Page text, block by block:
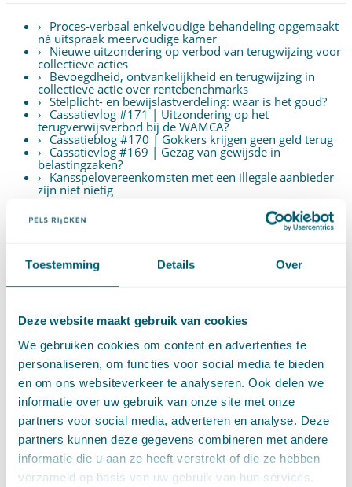
Toestemming Details Over
Deze website maakt gebruik van cookies
We gebruiken cookies om content en advertenties te
personaliseren, om functies voor social media te bieden
en om ons websiteverkeer te analyseren. Ook delen we
informatie over uw gebruik van onze site met onze
partners voor social media, adverteren en analyse. Deze
partners kunnen deze gegevens combineren met andere
informatie die u aan ze heeft verstrekt of die ze hebben
verzameld op basis van uw gebruik van hun services.
Proces-verbaal enkelvoudige behandeling opgemaakt
ná uitspraak meervoudige kamer
Nieuwe uitzondering op verbod van terugwijzing voor
collectieve acties
Bevoegdheid, ontvankelijkheid en terugwijzing in
collectieve actie over rentebenchmarks
Stelplicht- en bewijslastverdeling: waar is het goud?
Cassatievlog #171 | Uitzondering op het
terugverwijsverbod bij de WAMCA?
Cassatieblog #170 | Gokkers krijgen geen geld terug
Cassatievlog #169 | Gezag van gewijsde in
belastingzaken?
Kansspelovereenkomsten met een illegale aanbieder
zijn niet nietig
Aanbestedingsrecht
Aansprakelijkheid en schadevergoeding
Bestuursrecht
(1)
Bijzondere overeenkomsten(47)
Caribisch recht (Aruba, Curaçao en Sint Maarten, BES)
(71)
Erfrecht(47)
Europees recht(91)
Financieel recht(58)
Goederenrecht(96)
Grondrechten en mensenrechten(65)
Hoge Raad Algemeen(63)
Huurrecht(88)
Huwelijksvermogensrecht (71)
Insolventierecht(210)
Intellectuele-eigendomsrecht(120)